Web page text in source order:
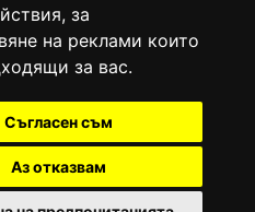
, за
на реклами които
за вас.
Съгласен съм
Аз отказвам
регистрирано в националния
(Българска национална
4722.
Вяра информационен
със свидетелство за марка